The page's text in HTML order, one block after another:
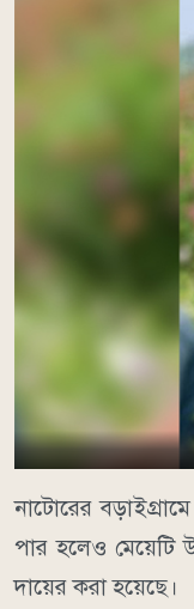
নাটোরের
পার হলেও মেয়েটি
দায়ের করা হয়েছে।